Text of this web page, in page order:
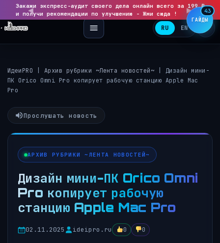
◀
Закажи экспресс-аудит своего дела онлайн всего за 199 ₽
и получи рекомендации по улучшению - Жми сюда !
▶
RU EN
ИдеиPRO Архив рубрики ~Лента новостей~
Дизайн мини-
ПК Orico Omni Pro копирует рабочую станцию Apple Mac
Pro
Прослушать новость
АРХИВ РУБРИКИ ~ЛЕНТА НОВОСТЕЙ~
Дизайн мини-ПК Orico Omni
Pro копирует рабочую
станцию Apple Mac Pro
02.11.2025 ideipro.ru 0 0
ГАЙДЫ
43